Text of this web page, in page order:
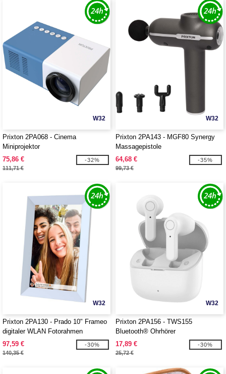
W32
Prixton 2PA068 - Cinema
Miniprojektor
75,86 €
111,71 €
-32%
W32
Prixton 2PA143 - MGF80 Synergy
Massagepistole
64,68 €
99,73 €
-35%
W32
Prixton 2PA130 - Prado 10" Frameo
digitaler WLAN Fotorahmen
97,59 €
140,35 €
-30%
W32
Prixton 2PA156 - TWS155
Bluetooth® Ohrhörer
17,89 €
25,72 €
-30%